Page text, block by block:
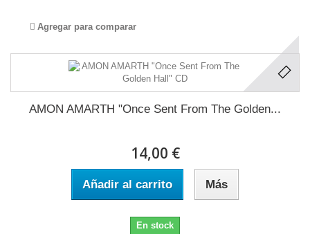
Agregar para comparar
AMON AMARTH "Once Sent From The Golden...
14,00 €
Añadir al carrito Más
En stock